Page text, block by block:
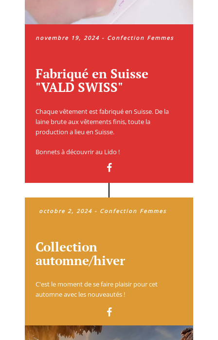
novembre 19, 2024 - Confection Femmes
Fabriqué en Suisse
"VALD SWISS"
Chaque vêtement est fabriqué en Suisse. De la
laine brute aux vêtements finis, toute la
production a lieu en Suisse.
Bonnets à découvrir au Lido !
octobre 2, 2024- Confection Femmes
Collection
automne/hiver
C'est le moment de se faire plaisir pour cet
automne avec les nouveautés !